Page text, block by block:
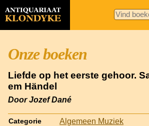
Onze boeken
Liefde op het eerste gehoor.
em Händel
Door Jozef Dané
Categorie Algemeen Muziek